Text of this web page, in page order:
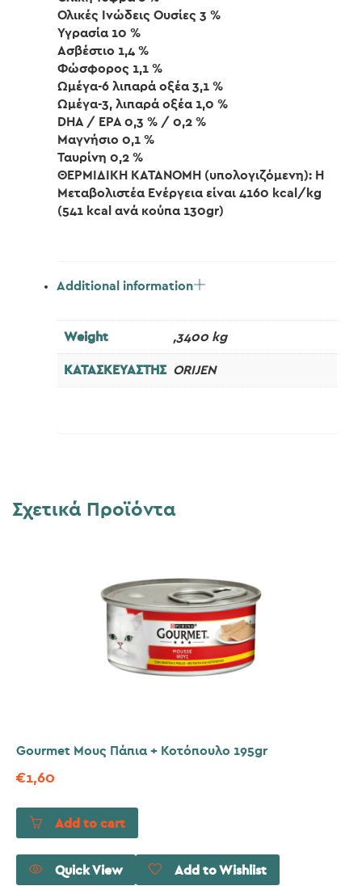
Ολικές Ινώδεις Ουσίες 3 %
Υγρασία 10 %
Ασβέστιο 1,4 %
Φώσφορος 1,1 %
Ωμέγα-6 λιπαρά οξέα 3,1 %
Ωμέγα-3, λιπαρά οξέα 1,0 %
DHA / EPA 0,3 % / 0,2 %
Μαγνήσιο 0,1 %
Ταυρίνη 0,2 %
ΘΕΡΜΙΔΙΚΗ ΚΑΤΑΝΟΜΗ (υπολογιζόμενη): Η
Μεταβολιστέα Ενέργεια είναι 4160 kcal/kg
(541 kcal ανά κούπα 130gr)
Additional information
Weight ,3400 kg
ΚΑΤΑΣΚΕΥΑΣΤΗΣ ORIJEN
Σχετικά Προϊόντα
Gourmet Μους Πάπια + Κοτόπουλο 195gr
€1,60
Add to cart
Quick View Add to Wishlist